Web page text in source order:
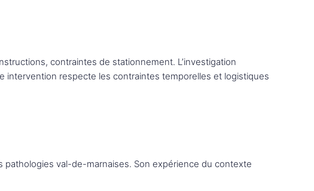
contraintes de stationnement. L’investigation
respecte les contraintes temporelles et logistiques
pathologies val-de-marnaises. Son expérience du contexte